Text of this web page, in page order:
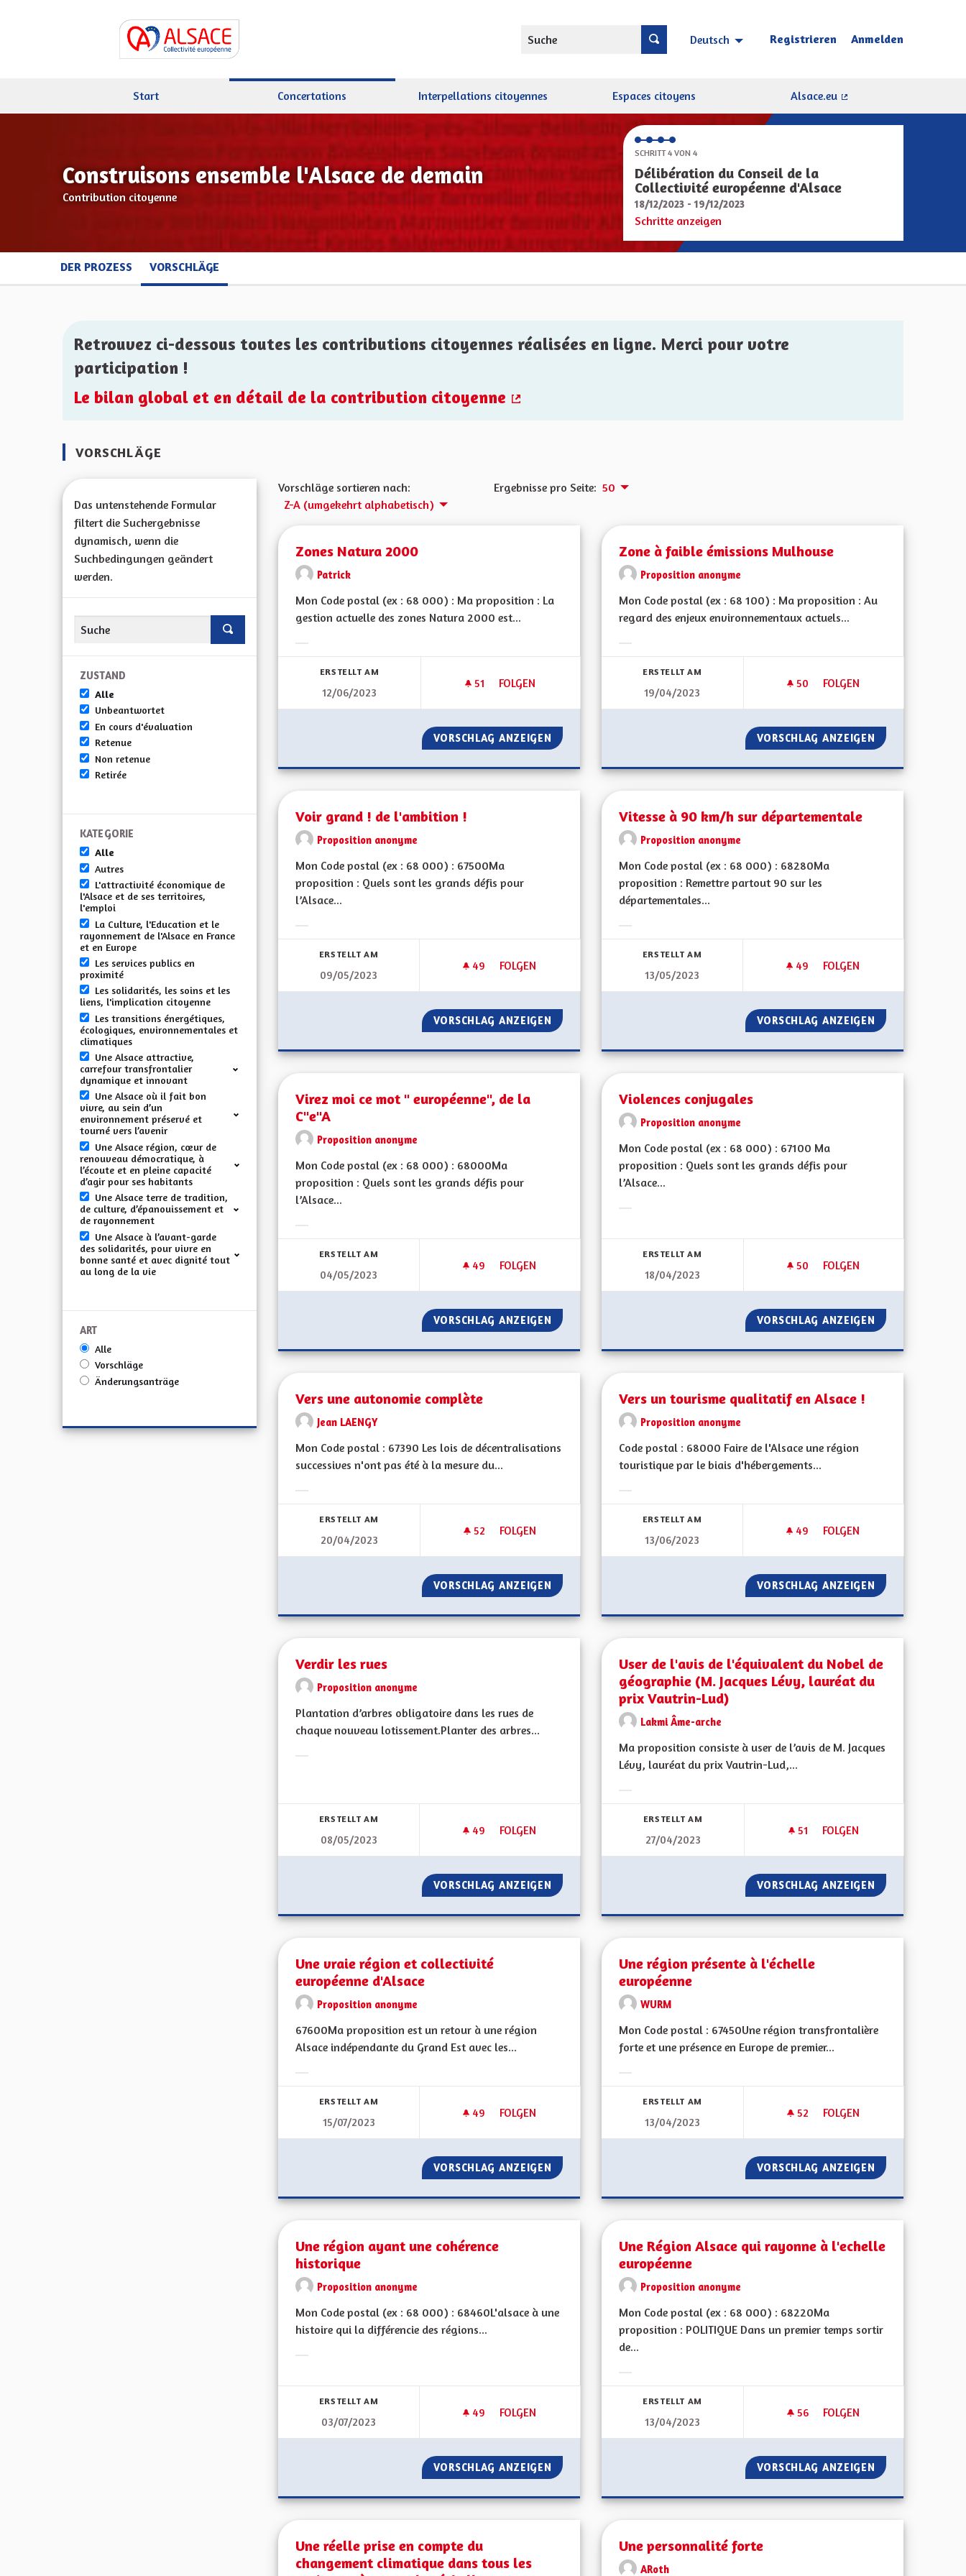
Suche Deutsch Choisir la langue Sprache wählen
Registrieren Anmelden
Start Concertations Interpellations citoyennes Espaces citoyens
Alsace.eu
Construisons ensemble l'Alsace de demain
Contribution citoyenne
SCHRITT 4 VON 4
Délibération du Conseil de la
Collectivité européenne d'Alsace
18/12/2023 - 19/12/2023
Schritte anzeigen
DER PROZESS VORSCHLÄGE
Retrouvez ci-dessous toutes les contributions citoyennes réalisées en ligne. Merci pour votre
participation !
Le bilan global et en détail de la contribution citoyenne
VORSCHLÄGE
Das untenstehende Formular
filtert die Suchergebnisse
dynamisch, wenn die
Suchbedingungen geändert
werden.
ZUSTAND
Alle
Unbeantwortet
En cours d'évaluation
Retenue
Non retenue
Retirée
KATEGORIE
Alle
Autres
L'attractivité économique de
l'Alsace et de ses territoires,
l'emploi
La Culture, l'Education et le
rayonnement de l'Alsace en France
et en Europe
Les services publics en
proximité
Les solidarités, les soins et les
liens, l'implication citoyenne
Les transitions énergétiques,
écologiques, environnementales et
climatiques
Une Alsace attractive,
carrefour transfrontalier
dynamique et innovant
Une Alsace où il fait bon
vivre, au sein d’un
environnement préservé et
tourné vers l’avenir
Une Alsace région, cœur de
renouveau démocratique, à
l’écoute et en pleine capacité
d’agir pour ses habitants
Une Alsace terre de tradition,
de culture, d’épanouissement et
de rayonnement
Une Alsace à l’avant-garde
des solidarités, pour vivre en
bonne santé et avec dignité tout
au long de la vie
ART
Alle
Vorschläge
Änderungsanträge
Vorschläge sortieren nach:
Z-A (umgekehrt alphabetisch)
Ergebnisse pro Seite: 50
Zones Natura 2000
Patrick
Mon Code postal (ex : 68 000) : Ma proposition : La
gestion actuelle des zones Natura 2000 est...
ERSTELLT AM
12/06/2023
51 51 FOLLOWER
FOLGEN
ZONES NATURA 2000
VORSCHLAG ANZEIGEN ZONES NATURA 2000
Zone à faible émissions Mulhouse
Proposition anonyme
Mon Code postal (ex : 68 100) : Ma proposition : Au
regard des enjeux environnementaux actuels...
ERSTELLT AM
19/04/2023
50 50 FOLLOWER
FOLGEN
ZONE À FAIBLE ÉMISSIONS
VORSCHLAG ANZEIGEN ZONE À FAIBLE
Voir grand ! de l'ambition !
Proposition anonyme
Mon Code postal (ex : 68 000) : 67500Ma
proposition : Quels sont les grands défis pour
l’Alsace...
ERSTELLT AM
09/05/2023
49 49 FOLLOWER
FOLGEN
VOIR GRAND ! DE L'AMBITION !
VORSCHLAG ANZEIGEN VOIR GRAND ! DE L'AMBITION !
Vitesse à 90 km/h sur départementale
Proposition anonyme
Mon Code postal (ex : 68 000) : 68280Ma
proposition : Remettre partout 90 sur les
départementales...
ERSTELLT AM
13/05/2023
49 49 FOLLOWER
FOLGEN
VITESSE À 90 KM/H SUR
VORSCHLAG ANZEIGEN VITESSE À 90
Virez moi ce mot " européenne", de la
C"e"A
Proposition anonyme
Mon Code postal (ex : 68 000) : 68000Ma
proposition : Quels sont les grands défis pour
l’Alsace...
ERSTELLT AM
04/05/2023
49 49 FOLLOWER
FOLGEN
VIREZ MOI CE MOT " EUROPÉENNE", DE LA C"E"A
VORSCHLAG ANZEIGEN VIREZ MOI CE MOT " EUROPÉENNE", DE LA C"E"A
Violences conjugales
Proposition anonyme
Mon Code postal (ex : 68 000) : 67100 Ma
proposition : Quels sont les grands défis pour
l’Alsace...
ERSTELLT AM
18/04/2023
50 50 FOLLOWER
FOLGEN
VIOLENCES CONJUGALES
VORSCHLAG ANZEIGEN VIOLENCES
Vers une autonomie complète
Jean LAENGY
Mon Code postal : 67390 Les lois de décentralisations
successives n'ont pas été à la mesure du...
ERSTELLT AM
20/04/2023
52 52 FOLLOWER
FOLGEN
VERS UNE AUTONOMIE COMPLÈTE
VORSCHLAG ANZEIGEN VERS UNE AUTONOMIE COMPLÈTE
Vers un tourisme qualitatif en Alsace !
Proposition anonyme
Code postal : 68000 Faire de l'Alsace une région
touristique par le biais d'hébergements...
ERSTELLT AM
13/06/2023
49 49 FOLLOWER
FOLGEN
VERS UN TOURISME
VORSCHLAG ANZEIGEN VERS UN
Verdir les rues
Proposition anonyme
Plantation d’arbres obligatoire dans les rues de
chaque nouveau lotissement.Planter des arbres...
ERSTELLT AM
08/05/2023
49 49 FOLLOWER
FOLGEN
VERDIR LES RUES
VORSCHLAG ANZEIGEN VERDIR LES RUES
User de l'avis de l'équivalent du Nobel de
géographie (M. Jacques Lévy, lauréat du
prix Vautrin-Lud)
Lakmi Âme-arche
Ma proposition consiste à user de l’avis de M. Jacques
Lévy, lauréat du prix Vautrin-Lud,...
ERSTELLT AM
27/04/2023
51 51 FOLLOWER
FOLGEN
USER DE L'AVIS DE
VORSCHLAG ANZEIGEN USER DE L'AVIS
Une vraie région et collectivité
européenne d'Alsace
Proposition anonyme
67600Ma proposition est un retour à une région
Alsace indépendante du Grand Est avec les...
ERSTELLT AM
15/07/2023
49 49 FOLLOWER
FOLGEN
UNE VRAIE RÉGION ET COLLECTIVITÉ EUROPÉENNE D'ALSACE
VORSCHLAG ANZEIGEN UNE VRAIE RÉGION ET COLLECTIVITÉ EUROPÉENNE D'ALSACE
Une région présente à l'échelle
européenne
WURM
Mon Code postal : 67450Une région transfrontalière
forte et une présence en Europe de premier...
ERSTELLT AM
13/04/2023
52 52 FOLLOWER
FOLGEN
UNE RÉGION PRÉSENTE À
VORSCHLAG ANZEIGEN UNE RÉGION
Une région ayant une cohérence
historique
Proposition anonyme
Mon Code postal (ex : 68 000) : 68460L'alsace à une
histoire qui la différencie des régions...
ERSTELLT AM
03/07/2023
49 49 FOLLOWER
FOLGEN
UNE RÉGION AYANT UNE COHÉRENCE HISTORIQUE
VORSCHLAG ANZEIGEN UNE RÉGION AYANT UNE COHÉRENCE HISTORIQUE
Une Région Alsace qui rayonne à l'echelle
européenne
Proposition anonyme
Mon Code postal (ex : 68 000) : 68220Ma
proposition : POLITIQUE Dans un premier temps sortir
de...
ERSTELLT AM
13/04/2023
56 56 FOLLOWER
FOLGEN
UNE RÉGION ALSACE QUI
VORSCHLAG ANZEIGEN UNE RÉGION
Une réelle prise en compte du
changement climatique dans tous les
Une personnalité forte
ARoth